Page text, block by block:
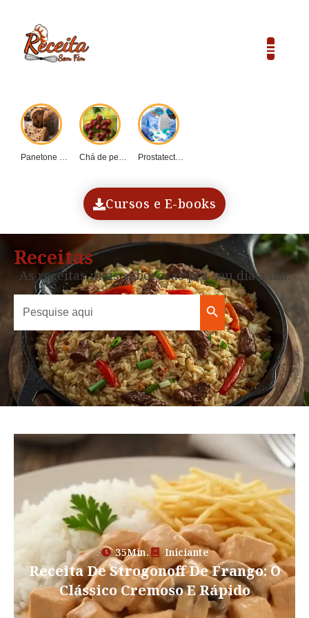
Panetone caseiro vs.... Chá de pequi:... Prostatectomia: Guia completo...
Cursos e E-books
Receitas
As receitas mais saborosas pra seu dia a dia.
Search
for: Search Button
35Min. Iniciante
Receita De Strogonoff De Frango: O
Clássico Cremoso E Rápido